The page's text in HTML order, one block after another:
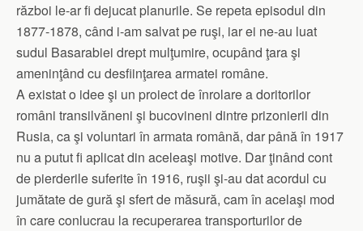
război le-ar fi dejucat planurile. Se repeta episodul din
1877-1878, când i-am salvat pe ruşi, iar ei ne-au luat
sudul Basarabiei drept mulţumire, ocupând ţara şi
ameninţând cu desfiinţarea armatei române.
A existat o idee şi un proiect de înrolare a doritorilor
români transilvăneni şi bucovineni dintre prizonierii din
Rusia, ca şi voluntari în armata română, dar până în 1917
nu a putut fi aplicat din aceleaşi motive. Dar ţinând cont
de pierderile suferite în 1916, ruşii şi-au dat acordul cu
jumătate de gură şi sfert de măsură, cam în acelaşi mod
în care conlucrau la recuperarea transporturilor de